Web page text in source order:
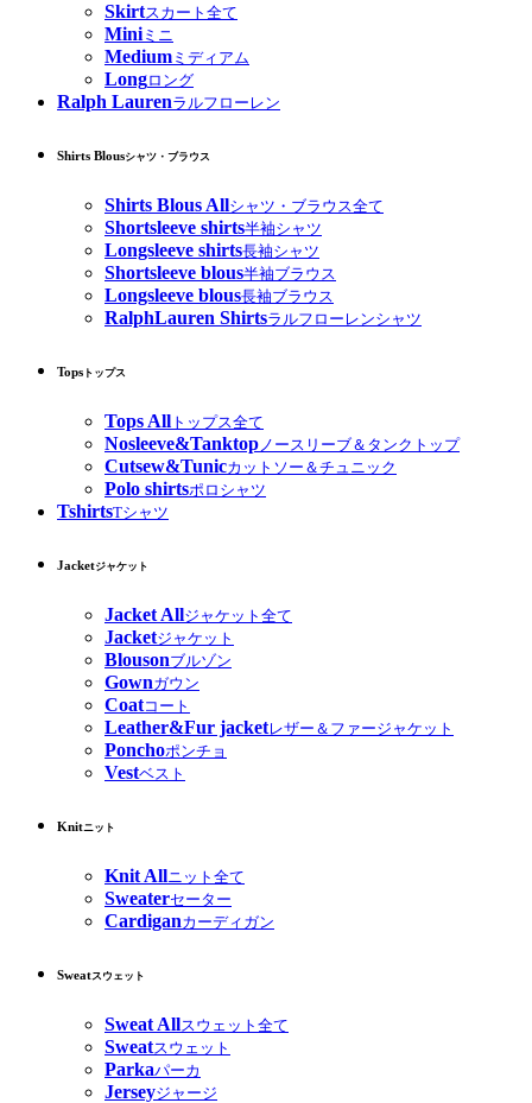
Skirtスカート全て
Miniミニ
Medium ミディアム
Longロング
Ralph Laurenラルフローレン
Shirts Blousシャツ・ブラウス
Shirts Blous Allシャツ・ブラウス全て
Shortsleeve shirts半袖シャツ
Longsleeve shirts長袖シャツ
Shortsleeve blous半袖ブラウス
Longsleeve blous長袖ブラウス
RalphLauren Shirtsラルフローレンシャツ
Tops トップス
Tops All トップス全て
Nosleeve&Tanktop ノースリーブ＆タンクトップ
Cutsew&Tunicカットソー＆チュニック
Polo shirtsポロシャツ
TshirtsTシャツ
Jacketジャケット
Jacket Allジャケット全て
Jacketジャケット
Blousonブルゾン
Gownガウン
Coatコート
Leather&Fur jacketレザー＆ファージャケット
Ponchoポンチョ
Vestベスト
Knitニット
Knit Allニット全て
Sweaterセーター
Cardiganカーディガン
Sweatスウェット
Sweat Allスウェット全て
Sweatスウェット
Parkaパーカ
Jerseyジャージ